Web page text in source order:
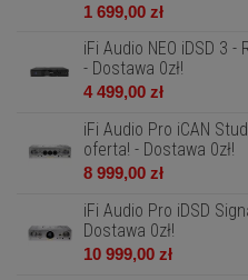
1 699,00 zł
iFi Audio NEO iDSD 3
- Dostawa 0zł!
4 499,00 zł
iFi Audio Pro iCAN
oferta! - Dostawa 0zł!
8 999,00 zł
iFi Audio Pro iDSD
Dostawa 0zł!
10 999,00 zł